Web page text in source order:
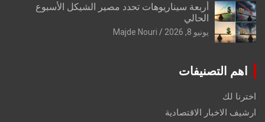
أربعة سيناريوهات تحدد مصير الشيكل الأسبوع
الحالي
يونيو 8, 2026 Majde Nouri
اهم التصنيفات
اخترنا لك
ارشيف الاخبار الاقتصادية